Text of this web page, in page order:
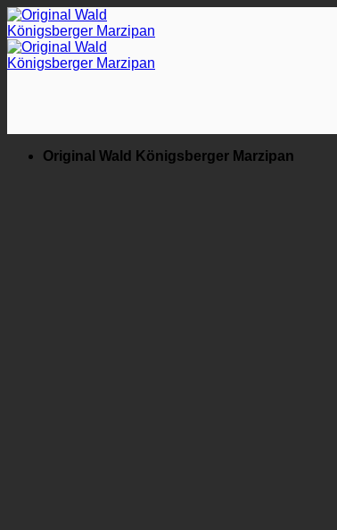
Zum
Inhalt
springen
Original Wald Königsberger Marzipan